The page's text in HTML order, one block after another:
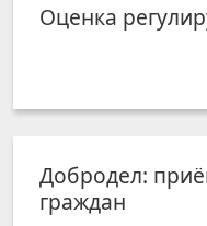
Оценка
Добродел:
граждан